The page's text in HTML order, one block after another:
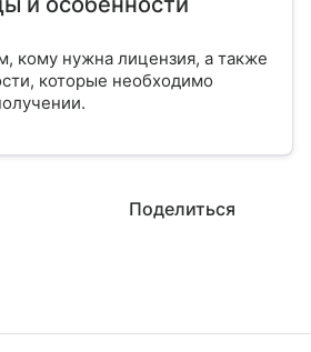
кому нужна лицензия, а также
которые необходимо
Поделиться